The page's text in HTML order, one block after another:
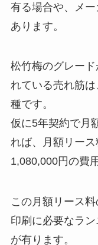
有る場合や、メ
あります。
松竹梅のグレー
れている売れ筋
種です。
仮に5年契約で月
れば、月額リー
1,080,000円の費
この月額リース
印刷に必要なラ
が有ります。